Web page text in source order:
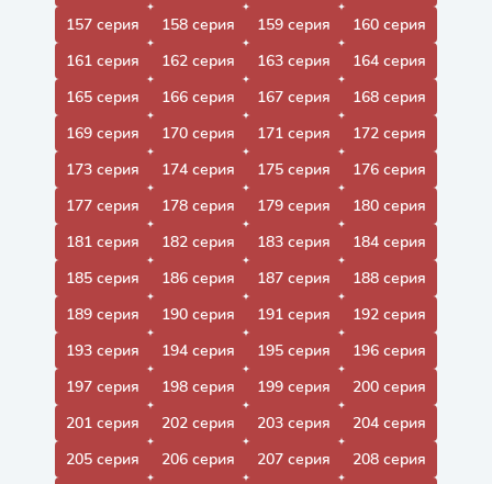
157 серия
158 серия 159 серия
160 серия
161 серия
162 серия 163 серия
164 серия
165 серия
166 серия 167 серия
168 серия
169 серия
170 серия 171 серия
172 серия
173 серия
174 серия 175 серия
176 серия
177 серия
178 серия 179 серия
180 серия
181 серия
182 серия 183 серия
184 серия
185 серия
186 серия 187 серия
188 серия
189 серия
190 серия 191 серия
192 серия
193 серия
194 серия 195 серия
196 серия
197 серия
198 серия 199 серия
200 серия
201 серия
202 серия 203 серия
204 серия
205 серия
206 серия 207 серия
208 серия